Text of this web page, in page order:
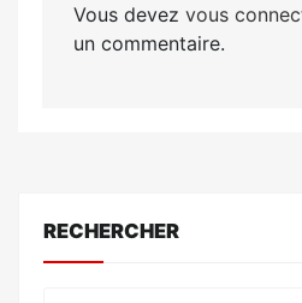
Vous devez vous
un commentaire.
RECHERCHER